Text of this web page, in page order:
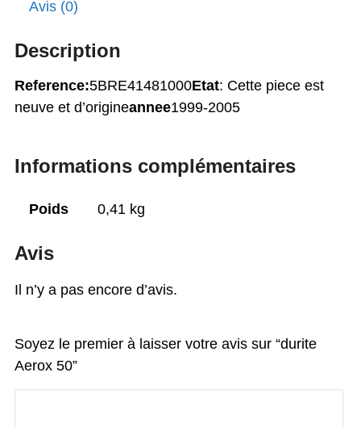
Avis (0)
Description
Reference:5BRE41481000Etat: Cette piece est
neuve et d’origineannee1999-2005
Informations complémentaires
Poids 0,41 kg
Avis
Il n’y a pas encore d’avis.
Soyez le premier à laisser votre avis sur “durite
Aerox 50”